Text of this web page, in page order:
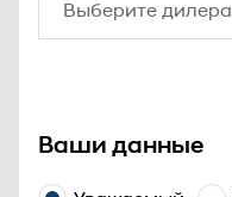
Ваши данные